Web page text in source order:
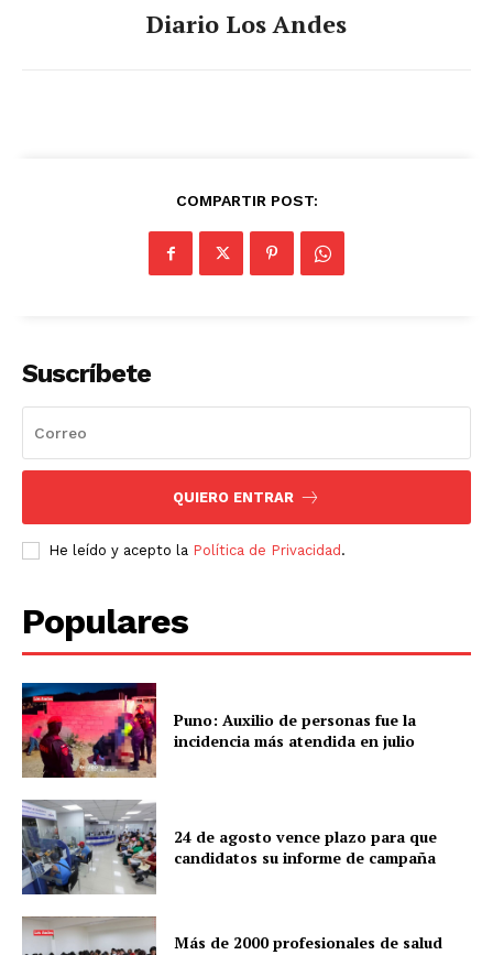
Diario Los Andes
COMPARTIR POST:
Suscríbete
QUIERO ENTRAR
He leído y acepto la Política de Privacidad .
Populares
Puno: Auxilio de personas fue la
incidencia más atendida en julio
24 de agosto vence plazo para que
candidatos su informe de campaña
Más de 2000 profesionales de salud